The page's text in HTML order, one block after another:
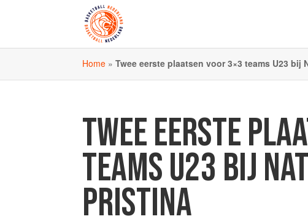
Home »Twee eerste plaatsen voor 3×3 teams U23 bij
TWEE EERSTE
TEAMS U23 BIJ
PRISTINA